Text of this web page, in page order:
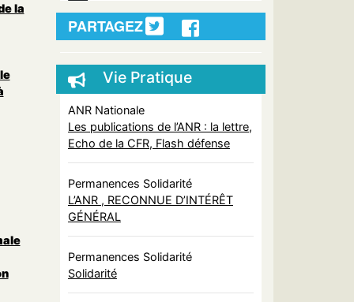
la
PARTAGEZ
Vie Pratique
ANR Nationale
Les publications de l’ANR : la lettre,
Echo de la CFR, Flash défense
Permanences Solidarité
L’ANR , RECONNUE D’INTÉRÊT
GÉNÉRAL
Permanences Solidarité
Solidarité